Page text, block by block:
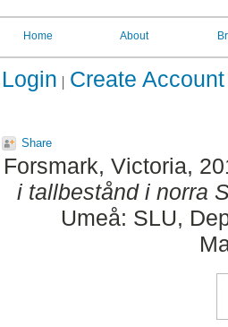
Home About
Login Create Account
Share
Forsmark, Victoria,
i tallbestånd i norra
Umeå: SLU,